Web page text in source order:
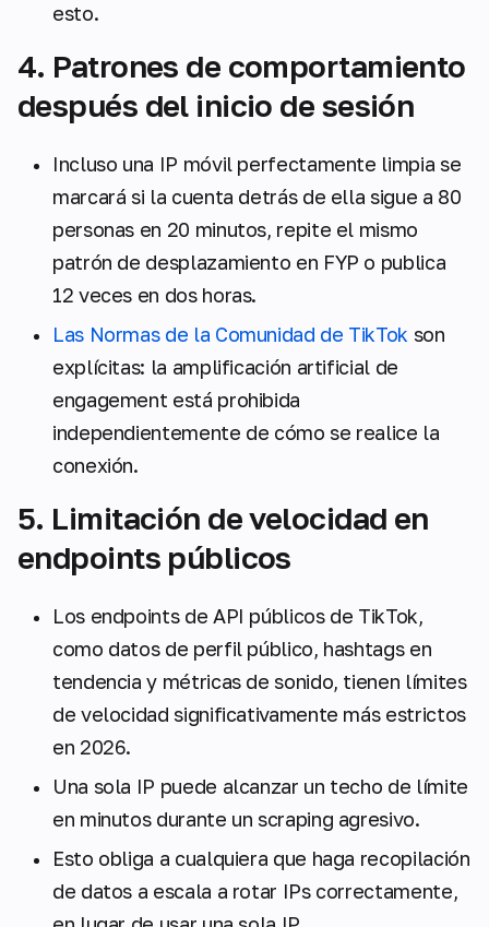
esto.
4. Patrones de comportamiento
después del inicio de sesión
Incluso una IP móvil perfectamente limpia se
marcará si la cuenta detrás de ella sigue a 80
personas en 20 minutos, repite el mismo
patrón de desplazamiento en FYP o publica
12 veces en dos horas.
Las Normas de la Comunidad de TikTok son
explícitas: la amplificación artificial de
engagement está prohibida
independientemente de cómo se realice la
conexión.
5. Limitación de velocidad en
endpoints públicos
Los endpoints de API públicos de TikTok,
como datos de perfil público, hashtags en
tendencia y métricas de sonido, tienen límites
de velocidad significativamente más estrictos
en 2026.
Una sola IP puede alcanzar un techo de límite
en minutos durante un scraping agresivo.
Esto obliga a cualquiera que haga recopilación
de datos a escala a rotar IPs correctamente,